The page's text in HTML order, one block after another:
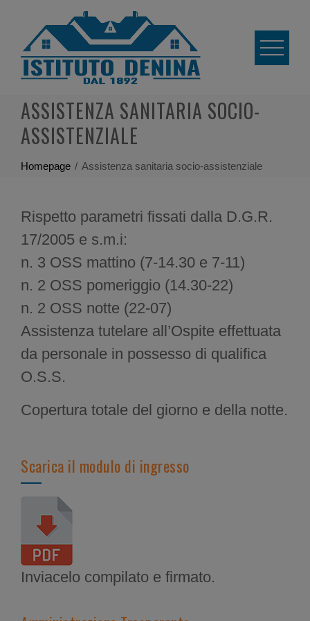
content
ASSISTENZA SANITARIA SOCIO-
ASSISTENZIALE
Homepage Assistenza sanitaria socio-assistenziale
Rispetto parametri fissati dalla D.G.R.
17/2005 e s.m.i:
n. 3 OSS mattino (7-14.30 e 7-11)
n. 2 OSS pomeriggio (14.30-22)
n. 2 OSS notte (22-07)
Assistenza tutelare all’Ospite effettuata
da personale in possesso di qualifica
O.S.S.
Copertura totale del giorno e della notte.
Scarica il modulo di ingresso
Inviacelo compilato e firmato.